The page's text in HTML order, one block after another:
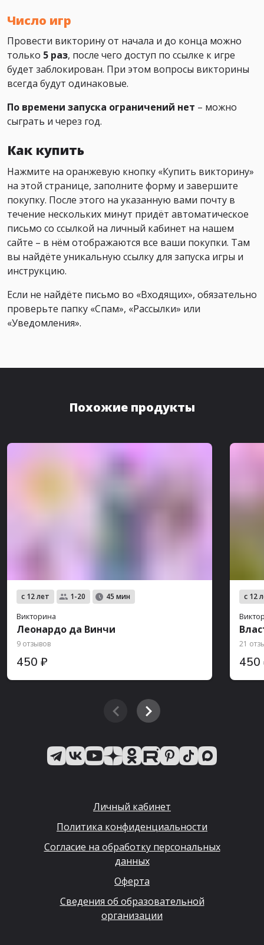
Число игр
Провести викторину от начала и до конца можно
только 5 раз, после чего доступ по ссылке к игре
будет заблокирован. При этом вопросы викторины
всегда будут одинаковые.
По времени запуска ограничений нет – можно
сыграть и через год.
Как купить
Нажмите на оранжевую кнопку «Купить викторину»
на этой странице, заполните форму и завершите
покупку. После этого на указанную вами почту в
течение нескольких минут придёт автоматическое
письмо со ссылкой на личный кабинет на нашем
сайте – в нём отображаются все ваши покупки. Там
вы найдёте уникальную ссылку для запуска игры и
инструкцию.
Если не найдёте письмо во «Входящих», обязательно
проверьте папку «Спам», «Рассылки» или
«Уведомления».
Похожие продукты
с 12 лет 1-20 45 мин
Викторина
Леонардо да Винчи
9 отзывов
450 ₽
с 12
21
450
Личный кабинет
Политика конфиденциальности
Согласие на обработку персональных
данных
Оферта
Сведения об образовательной
организации